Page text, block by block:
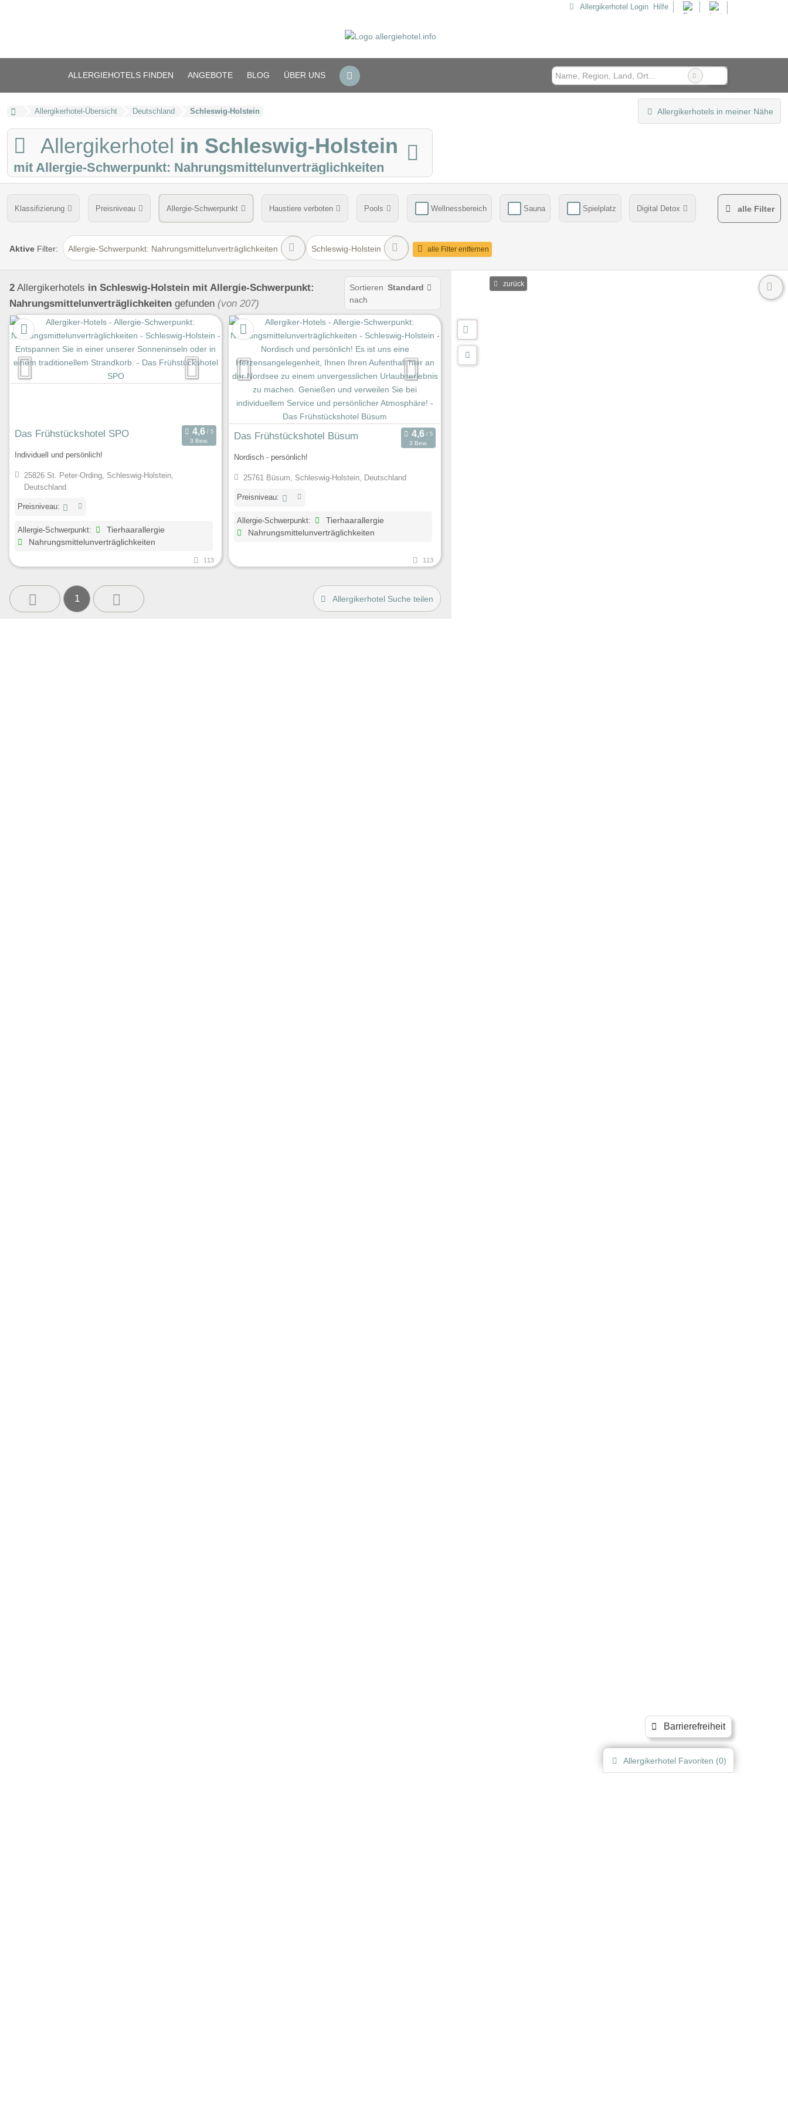
Barrierefreiheit
Allergikerhotel Login Hilfe
ALLERGIEHOTELS FINDEN ANGEBOTE BLOG ÜBER UNS
Allergikerhotel-Übersicht Deutschland Schleswig-Holstein Allergikerhotels in meiner Nähe
Allergikerhotel in Schleswig-Holstein
mit Allergie-Schwerpunkt: Nahrungsmittelunverträglichkeiten
Klassifizierung Preisniveau Allergie-Schwerpunkt Haustiere verboten Pools Wellnessbereich Sauna Spielplatz Digital Detox
Hotel ohne Teppichboden Allergiker-Matratzen Zimmerböden in Allergie-Zimmern Verpflegung berücksichtigte Nahrungsmittelunverträglichkeiten beim Essen
alle Filter
Aktive Filter: Allergie-Schwerpunkt: Nahrungsmittelunverträglichkeiten Schleswig-Holstein alle Filter entfernen
2 Allergikerhotels in Schleswig-Holstein mit Allergie-Schwerpunkt:
Nahrungsmittelunverträglichkeiten gefunden (von 207)
Sortieren
nach
Standard
Das Frühstückshotel SPO
3 Bew.
Individuell und persönlich!
25826 St. Peter-Ording, Schleswig-Holstein,
Deutschland
Preisniveau:
Allergie-Schwerpunkt:
Tierhaarallergie
Nahrungsmittelunverträglichkeiten
113
Das Frühstückshotel Büsum
3 Bew.
Nordisch - persönlich!
25761 Büsum, Schleswig-Holstein, Deutschland
Preisniveau:
Allergie-Schwerpunkt:
Tierhaarallergie
Nahrungsmittelunverträglichkeiten
113
1 Allergikerhotel Suche teilen
Allergikerhotel Favoriten (0)
zurück